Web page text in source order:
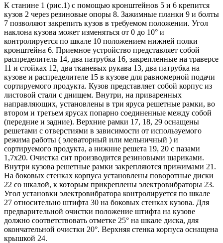
К станине 1 (рис.1) с помощью кронштейнов 5 и 6 крепится
кузов 2 через резиновые опоры 8. Зажимные планки 9 и болты
7 позволяют закрепить кузов в требуемом положении. Угол
наклона кузова может изменяться от 0 до 10° и
контролируется по шкале 10 положением нижней полки
кронштейна 6. Приемное устройство представляет собой
распределитель 14, два патрубка 16, закрепленные на траверсе
11 и стойках 12, два тканевых рукава 13, два патрубка на
кузове и распределителе 15 в кузове для равномерной подачи
сортируемого продукта. Кузов представляет собой корпус из
листовой стали с днищем. Внутри, на приваренных
направляющих, установлены в три яруса решетные рамки, во
втором и третьем ярусах попарно соединенные между собой
(передние и задние). Верхние рамки 17, 18, 29 оснащены
решетами с отверстиями в зависимости от используемого
режима работы ( элеваторный или мельничный ) и
сортируемого продукта, а нижние решета 19, 20 с пазами
1,7х20. Очистка сит производится резиновыми шариками.
Внутри кузова решетные рамки закрепляются прижимами 21.
На боковых стенках корпуса установлены поворотные диски
22 со шкалой, к которым прикреплены электровибраторы 23.
Угол установки электровибратора контролируется по шкале
27 относительно штифта 30 на боковых стенках кузова. Для
предварительной очистки положение штифта на кузове
должно соответствовать отметке 25° на шкале диска, для
окончательной очистки 20°. Верхняя стенка корпуса оснащена
крышкой 24.